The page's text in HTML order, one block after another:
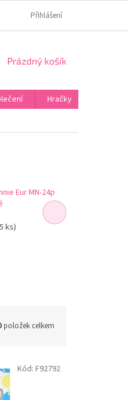
HODNOCENÍ NA HEURÉCE
Přihlášení
NÁKUPNÍ
Prázdný košík
Hračky
Eur MN-24p
ks)
položek celkem
Kód: F92792